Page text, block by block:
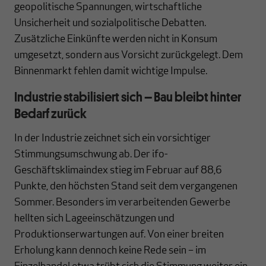
geopolitische Spannungen, wirtschaftliche
Unsicherheit und sozialpolitische Debatten.
Zusätzliche Einkünfte werden nicht in Konsum
umgesetzt, sondern aus Vorsicht zurückgelegt. Dem
Binnenmarkt fehlen damit wichtige Impulse.
Industrie stabilisiert sich – Bau bleibt hinter
Bedarf zurück
In der Industrie zeichnet sich ein vorsichtiger
Stimmungsumschwung ab. Der ifo-
Geschäftsklimaindex stieg im Februar auf 88,6
Punkte, den höchsten Stand seit dem vergangenen
Sommer. Besonders im verarbeitenden Gewerbe
hellten sich Lageeinschätzungen und
Produktionserwartungen auf. Von einer breiten
Erholung kann dennoch keine Rede sein – im